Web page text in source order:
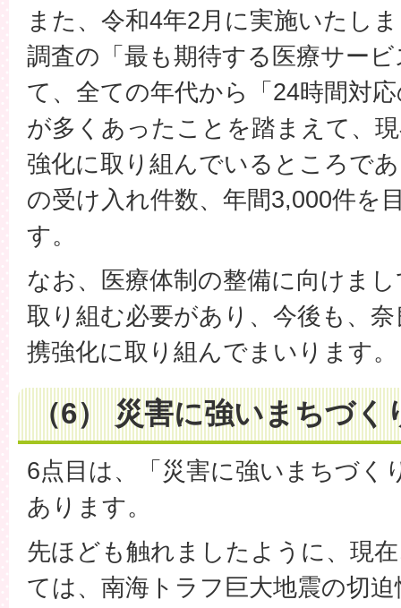
また、令和4年2月に実施いたし
調査の「最も期待する医療サー
て、全ての年代から「24時間対
が多くあったことを踏まえて、
強化に取り組んでいるところで
の受け入れ件数、年間3,000件を
す。
なお、医療体制の整備に向けま
取り組む必要があり、今後も、
携強化に取り組んでまいります。
（6） 災害に強いまちづ
6点目は、「災害に強いまちづく
あります。
先ほども触れましたように、現
ては、南海トラフ巨大地震の切